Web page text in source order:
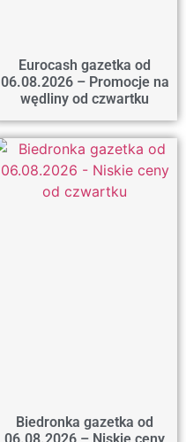
Eurocash gazetka od
06.08.2026 – Promocje na
wędliny od czwartku
Biedronka gazetka od
06.08.2026 – Niskie ceny